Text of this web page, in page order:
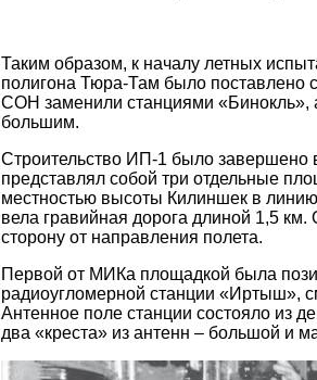
Таким образом, к началу летных
полигона Тюра-Там было поставлено
СОН заменили станциями «Бинокль»,
большим.
Строительство ИП-1 было завершено
представлял собой три отдельные
местностью высоты Килиншек в
вела гравийная дорога длиной 1,5
сторону от направления полета.
Первой от МИКа площадкой была
радиоугломерной станции «Иртыш»,
Антенное поле станции состояло из
два «креста» из антенн – большой и